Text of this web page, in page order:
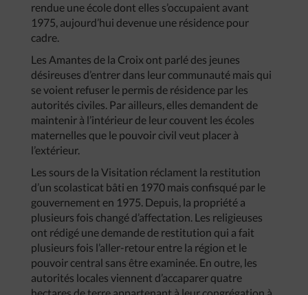
rendue une école dont elles s’occupaient avant
1975, aujourd’hui devenue une résidence pour
cadre.
Les Amantes de la Croix ont parlé des jeunes
désireuses d’entrer dans leur communauté mais qui
se voient refuser le permis de résidence par les
autorités civiles. Par ailleurs, elles demandent de
maintenir à l’intérieur de leur couvent les écoles
maternelles que le pouvoir civil veut placer à
l’extérieur.
Les sours de la Visitation réclament la restitution
d’un scolasticat bâti en 1970 mais confisqué par le
gouvernement en 1975. Depuis, la propriété a
plusieurs fois changé d’affectation. Les religieuses
ont rédigé une demande de restitution qui a fait
plusieurs fois l’aller-retour entre la région et le
pouvoir central sans être examinée. En outre, les
autorités locales viennent d’accaparer quatre